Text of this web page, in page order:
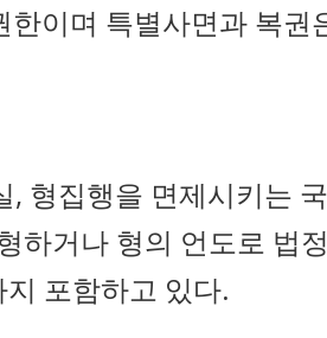
이며 특별사면과 복권
형집행을 면제시키는 국
하거나 형의 언도로 법
포함하고 있다.